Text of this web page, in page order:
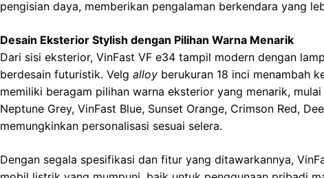
pengisian daya, memberikan pengalaman berkendara yang
Desain Eksterior Stylish dengan Pilihan Warna Menarik
Dari sisi eksterior, VinFast VF e34 tampil modern dengan
berdesain futuristik. Velg alloy berukuran 18 inci menambah
memiliki beragam pilihan warna eksterior yang menarik,
Neptune Grey, VinFast Blue, Sunset Orange, Crimson Red,
memungkinkan personalisasi sesuai selera.
Dengan segala spesifikasi dan fitur yang ditawarkannya,